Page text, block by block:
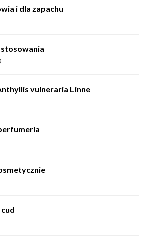
i dla zapachu
vulneraria Linne